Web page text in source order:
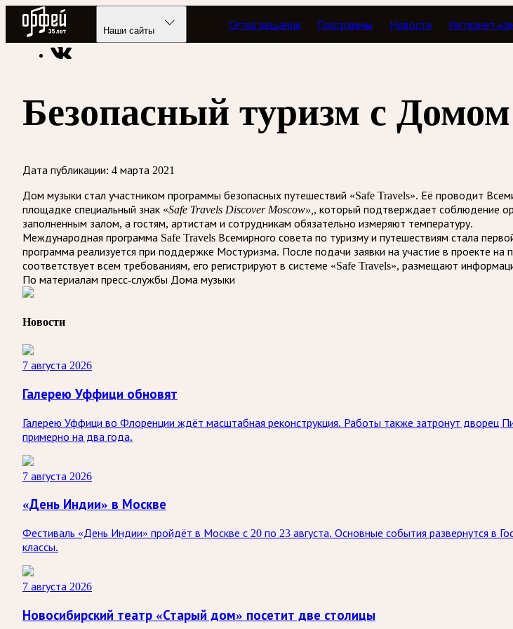
Радио Орфей
Наши сайты Сетка вещания Программы Новости Интернет-
Радио классической музыки «Орфей» Новости
Безопасный туризм с
Дата публикации: 4 марта 2021
Дом музыки стал участником программы безопасных путешествий «Safe Travels». Её проводит
площадке специальный знак «Safe Travels Discover Moscow», , который подтверждает соблюдение
заполненным залом, а гостям, артистам и сотрудникам обязательно измеряют температуру.
Международная программа Safe Travels Всемирного совета по туризму и путешествиям стала
программа реализуется при поддержке Мостуризма. После подачи заявки на участие в проекте на
соответствует всем требованиям, его регистрируют в системе «Safe Travels», размещают
По материалам пресс-службы Дома музыки
Новости
7 августа 2026
Галерею Уффици обновят
Галерею Уффици во Флоренции ждёт масштабная реконструкция. Работы также затронут дворец
примерно на два года.
7 августа 2026
«День Индии» в Москве
Фестиваль «День Индии» пройдёт в Москве с 20 по 23 августа. Основные события развернутся в
классы.
7 августа 2026
Новосибирский театр «Старый дом» посетит две столицы